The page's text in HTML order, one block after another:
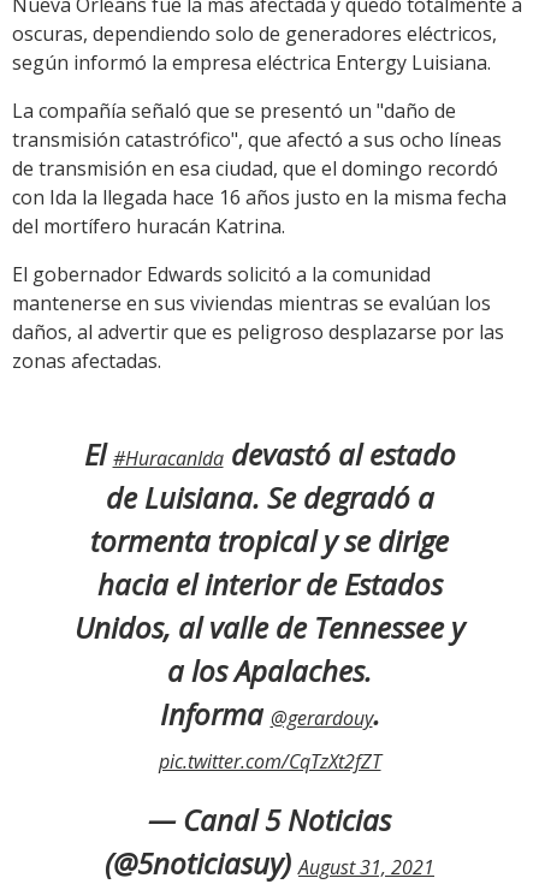
oscuras, dependiendo solo de generadores eléctricos,
según informó la empresa eléctrica Entergy Luisiana.
La compañía señaló que se presentó un "daño de
transmisión catastrófico", que afectó a sus ocho líneas
de transmisión en esa ciudad, que el domingo recordó
con Ida la llegada hace 16 años justo en la misma fecha
del mortífero huracán Katrina.
El gobernador Edwards solicitó a la comunidad
mantenerse en sus viviendas mientras se evalúan los
daños, al advertir que es peligroso desplazarse por las
zonas afectadas.
El#HuracanIdadevastó al estado
de Luisiana. Se degradó a
tormenta tropical y se dirige
hacia el interior de Estados
Unidos, al valle de Tennessee y
a los Apalaches.
Informa @gerardouy.
pic.twitter.com/CqTzXt2fZT
— Canal 5 Noticias
(@5noticiasuy)August 31, 2021